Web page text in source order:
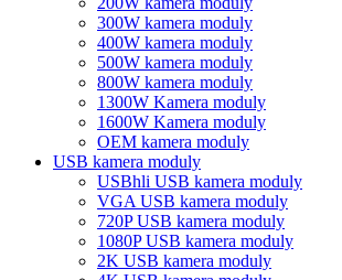
300W kamera moduly
400W kamera moduly
500W kamera moduly
800W kamera moduly
1300W Kamera moduly
1600W Kamera moduly
OEM kamera moduly
USB kamera moduly
USBhli USB kamera moduly
VGA USB kamera moduly
720P USB kamera moduly
1080P USB kamera moduly
2K USB kamera moduly